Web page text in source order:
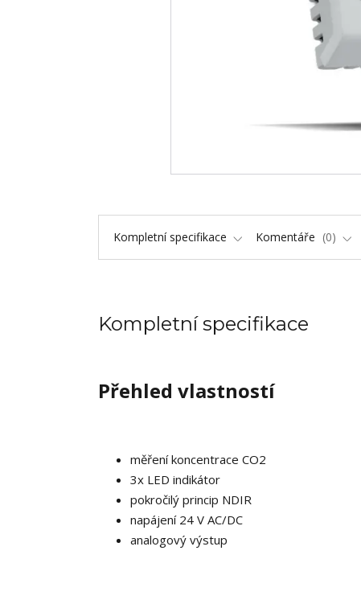
Kompletní specifikace Komentáře 0
Kompletní specifikace
Přehled vlastností
měření koncentrace CO2
3x LED indikátor
pokročilý princip NDIR
napájení 24 V AC/DC
analogový výstup